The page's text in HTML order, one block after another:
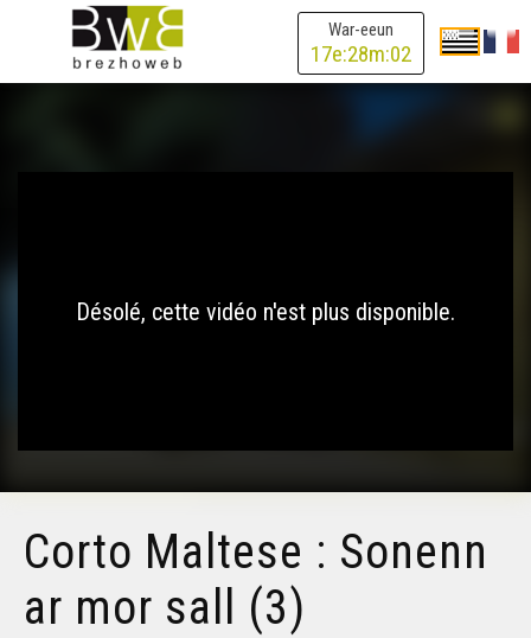
War-eeun
17e:28m:02
Désolé, cette vidéo n'est plus disponible.
Corto Maltese : Sonenn
ar mor sall (3)